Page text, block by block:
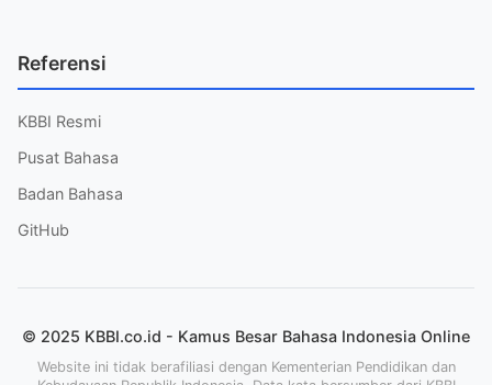
Referensi
KBBI Resmi
Pusat Bahasa
Badan Bahasa
GitHub
© 2025 KBBI.co.id - Kamus Besar Bahasa Indonesia Online
Website ini tidak berafiliasi dengan Kementerian Pendidikan dan